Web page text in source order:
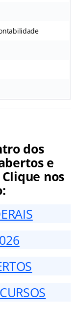
dos
e
nos